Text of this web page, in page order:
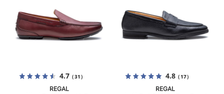
4.7（31）
REGAL
4.8（17）
REGAL